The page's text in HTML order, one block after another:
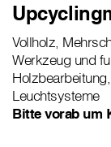
Vollholz,
Werkzeug und
Leuchtsysteme
Bitte vorab um